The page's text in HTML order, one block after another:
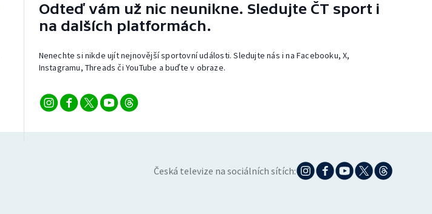
Odteď vám už nic neunikne. Sledujte ČT sport i
na dalších platformách.
Nenechte si nikde ujít nejnovější sportovní události. Sledujte nás i na Facebooku, X,
Instagramu, Threads či YouTube a buďte v obraze.
Česká televize na sociálních sítích: